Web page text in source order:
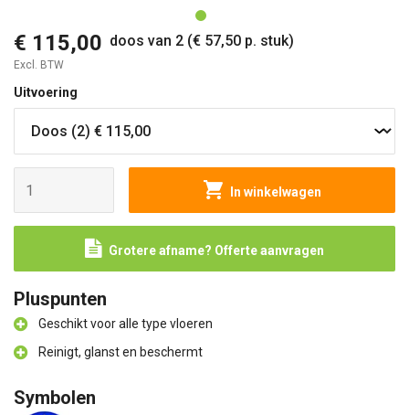
€ 115,00 doos van 2 (€ 57,50 p. stuk)
Excl. BTW
Uitvoering
In winkelwagen
Grotere afname? Offerte aanvragen
Pluspunten
Geschikt voor alle type vloeren
Reinigt, glanst en beschermt
Symbolen